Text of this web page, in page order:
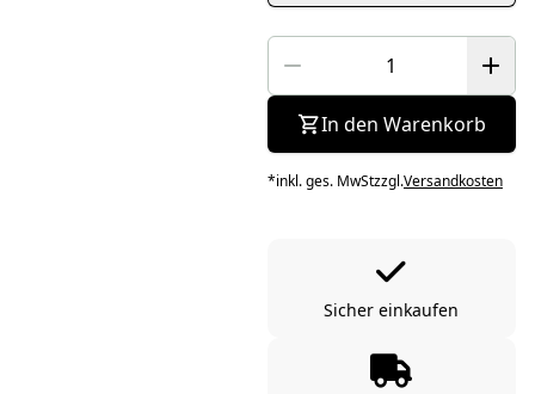
In den Warenkorb
*inkl. ges. MwStzzgl.Versandkosten
Sicher einkaufen